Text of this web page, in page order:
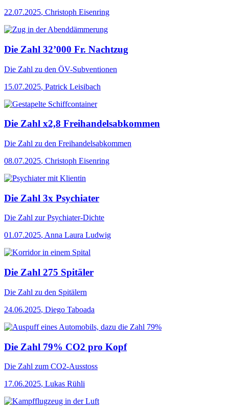
22.07.2025, Christoph Eisenring
Die Zahl 32’000 Fr. Nachtzug
Die Zahl zu den ÖV-Subventionen
15.07.2025, Patrick Leisibach
Die Zahl x2,8 Freihandelsabkommen
Die Zahl zu den Freihandelsabkommen
08.07.2025, Christoph Eisenring
Die Zahl 3x Psychiater
Die Zahl zur Psychiater-Dichte
01.07.2025, Anna Laura Ludwig
Die Zahl 275 Spitäler
Die Zahl zu den Spitälern
24.06.2025, Diego Taboada
Die Zahl 79% CO2 pro Kopf
Die Zahl zum CO2-Ausstoss
17.06.2025, Lukas Rühli